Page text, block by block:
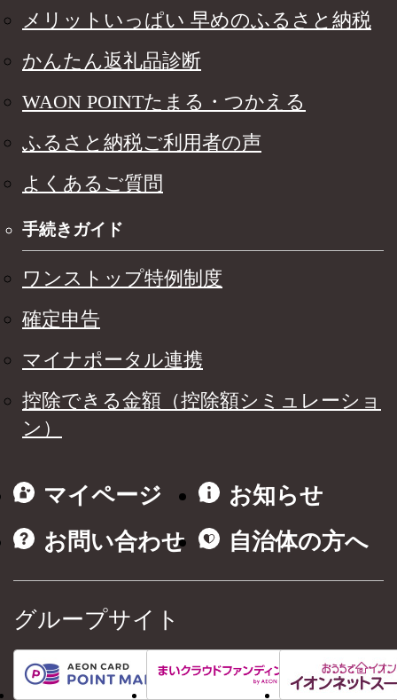
メリットいっぱい 早めのふるさと納税
かんたん返礼品診断
WAON POINTたまる・つかえる
ふるさと納税ご利用者の声
よくあるご質問
手続きガイド
ワンストップ特例制度
確定申告
マイナポータル連携
控除できる金額（控除額シミュレーショ
ン）
マイページ
お知らせ
お問い合わせ
自治体の方へ
グループサイト